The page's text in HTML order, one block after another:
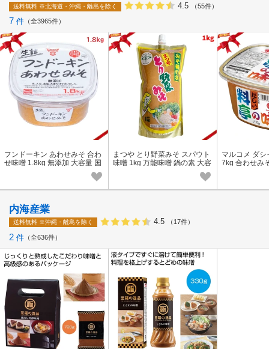
送料無料 ※北海道・沖縄・離島を除く 4.5 （55件）
7 件 全3965件
フンドーキン あわせみそ 合わ
せ味噌 1.8kg 無添加 大容量 国
まつや とり野菜みそ スパウト
味噌 1kg 万能味噌 鍋の素 大容
マルコメ ダ
7kg 合わせみ
内海産業
送料無料 ※沖縄・離島を除く 4.5 （17件）
2 件 全636件